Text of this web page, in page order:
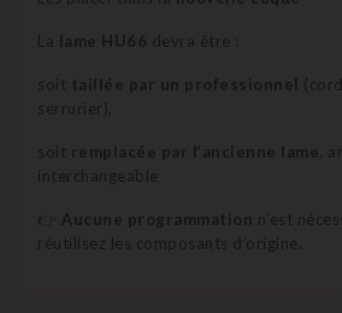
La lame HU66 devra être :
soit taillée par un professionnel
serrurier),
soit remplacée par l’ancienne lame ,
interchangeable
👉 Aucune programmation n’est
réutilisez les composants d’origine.